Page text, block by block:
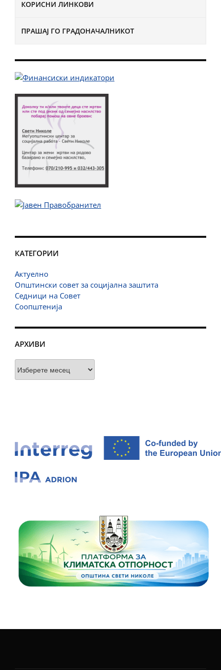
КОРИСНИ ЛИНКОВИ
ПРАШАЈ ГО ГРАДОНАЧАЛНИКОТ
КАТЕГОРИИ
Актуелно
Општински совет за социјална заштита
Седници на Совет
Соопштенија
АРХИВИ